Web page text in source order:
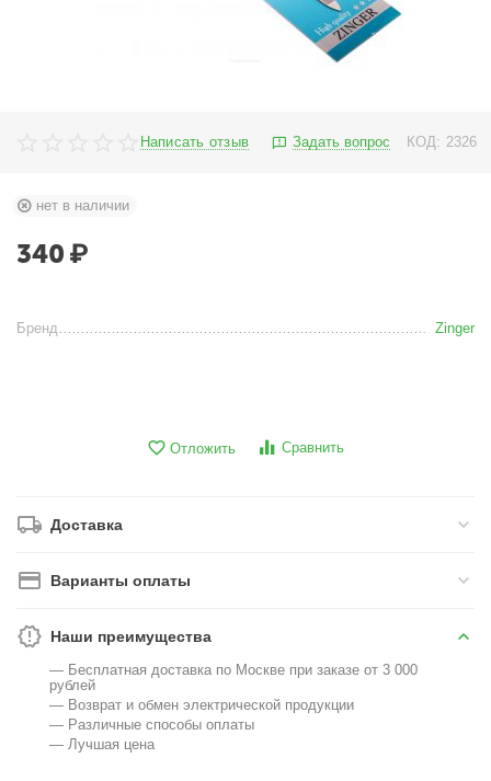
Написать отзыв Задать вопрос КОД: 2326
нет в наличии
340 ₽
Бренд Zinger
Отложить Сравнить
Доставка
Варианты оплаты
Наши преимущества
— Бесплатная доставка по Москве при заказе от 3 000
рублей
— Возврат и обмен электрической продукции
— Различные способы оплаты
— Лучшая цена